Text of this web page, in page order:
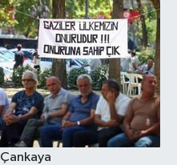
Çankaya